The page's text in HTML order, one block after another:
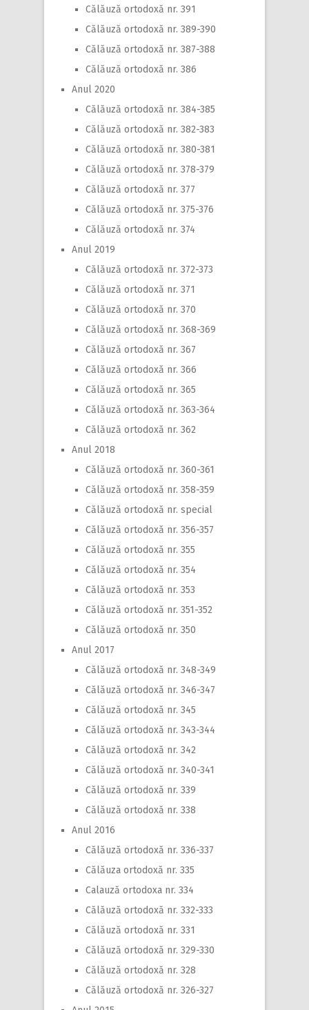
Călăuză ortodoxă nr. 391
Călăuză ortodoxă nr. 389-390
Călăuză ortodoxă nr. 387-388
Călăuză ortodoxă nr. 386
Anul 2020
Călăuză ortodoxă nr. 384-385
Călăuză ortodoxă nr. 382-383
Călăuză ortodoxă nr. 380-381
Călăuză ortodoxă nr. 378-379
Călăuză ortodoxă nr. 377
Călăuză ortodoxă nr. 375-376
Călăuză ortodoxă nr. 374
Anul 2019
Călăuză ortodoxă nr. 372-373
Călăuză ortodoxă nr. 371
Călăuză ortodoxă nr. 370
Călăuză ortodoxă nr. 368-369
Călăuză ortodoxă nr. 367
Călăuză ortodoxă nr. 366
Călăuză ortodoxă nr. 365
Călăuză ortodoxă nr. 363-364
Călăuză ortodoxă nr. 362
Anul 2018
Călăuză ortodoxă nr. 360-361
Călăuză ortodoxă nr. 358-359
Călăuză ortodoxă nr. special
Călăuză ortodoxă nr. 356-357
Călăuză ortodoxă nr. 355
Călăuză ortodoxă nr. 354
Călăuză ortodoxă nr. 353
Călăuză ortodoxă nr. 351-352
Călăuză ortodoxă nr. 350
Anul 2017
Călăuză ortodoxă nr. 348-349
Călăuză ortodoxă nr. 346-347
Călăuză ortodoxă nr. 345
Călăuză ortodoxă nr. 343-344
Călăuză ortodoxă nr. 342
Călăuză ortodoxă nr. 340-341
Călăuză ortodoxă nr. 339
Călăuză ortodoxă nr. 338
Anul 2016
Călăuză ortodoxă nr. 336-337
Călăuza ortodoxă nr. 335
Calauză ortodoxa nr. 334
Călăuză ortodoxă nr. 332-333
Călăuză ortodoxă nr. 331
Călăuză ortodoxă nr. 329-330
Călăuză ortodoxă nr. 328
Călăuză ortodoxă nr. 326-327